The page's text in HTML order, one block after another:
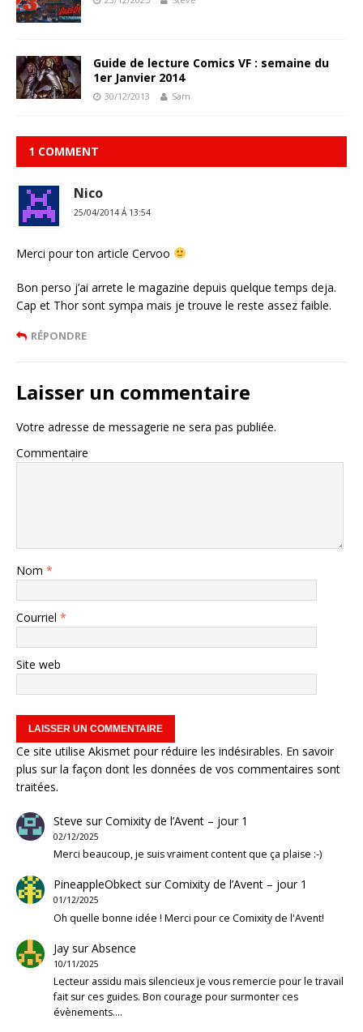
Guide de lecture Comics VF : semaine du
1er Janvier 2014
30/12/2013 Sam
1 COMMENT
Nico
25/04/2014 Á 13:54
Merci pour ton article Cervoo
Bon perso j’ai arrete le magazine depuis quelque temps deja.
Cap et Thor sont sympa mais je trouve le reste assez faible.
RÉPONDRE
Laisser un commentaire
Votre adresse de messagerie ne sera pas publiée.
Commentaire
Nom *
Courriel *
Site web
Ce site utilise Akismet pour réduire les indésirables. En savoir
plus sur la façon dont les données de vos commentaires sont
traitées.
Steve surComixity de l’Avent – jour 1
02/12/2025
Merci beaucoup, je suis vraiment content que ça plaise :-)
PineappleObkectsurComixity de l’Avent – jour 1
01/12/2025
Oh quelle bonne idée ! Merci pour ce Comixity de l'Avent!
JaysurAbsence
10/11/2025
Lecteur assidu mais silencieux je vous remercie pour le travail
fait sur ces guides. Bon courage pour surmonter ces
évènements.…